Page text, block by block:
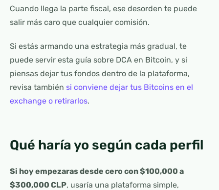
Cuando llega la parte fiscal, ese desorden te puede
salir más caro que cualquier comisión.
Si estás armando una estrategia más gradual, te
puede servir esta guía sobre DCA en Bitcoin, y si
piensas dejar tus fondos dentro de la plataforma,
revisa también si conviene dejar tus Bitcoins en el
exchange o retirarlos.
Qué haría yo según cada perfil
Si hoy empezaras desde cero con $100,000 a
$300,000 CLP, usaría una plataforma simple,